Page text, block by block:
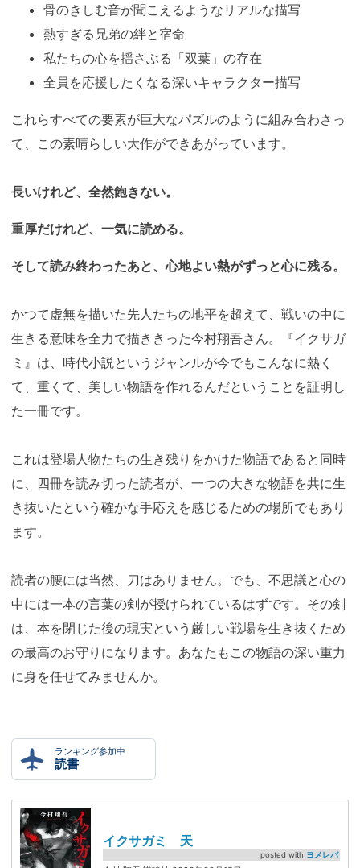
骨のきしむ音が聞こえるようなリアルな描写
熱すぎる兄弟の絆と宿命
私たちの心を揺さぶる「双葉」の存在
全員を応援したくなる深いキャラクター描写
これらすべての要素が巨大なパズルのように組み合わさっ
て、この素晴らしい大作ができあがっています。
長いけれど、全然飽きない。
重厚だけれど、一気に読める。
そして読み終わったあと、心地よい熱がずっと心に残る。
かつて虚無を描いた先人たちの地平を超えて、戦いの中に
生きる意味を全力で描ききった今村翔吾さん。『イクサガ
ミ』は、時代小説というジャンルが今でもこんなに熱く
て、重くて、美しい物語を作れるんだということを証明し
た一冊です。
これは登場人物たちの生き残りをかけた物語であると同時
に、四冊を読み切った読者が、一つの大きな物語を共に生
き抜いたという確かな手応えを感じるための場所でもあり
ます。
読者の腰には当然、刀はありません。でも、不思議と心の
中には一本の言葉の剣が授けられているはずです。その剣
は、本を閉じた後の現実という厳しい戦場を生き抜くため
の最高のお守りになります。あなたもこの物語の深い重力
に身を任せてみませんか。
ランキング参加中
読書
イクサガミ 天
posted with ヨメレバ